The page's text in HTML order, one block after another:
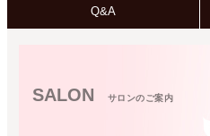
Q&A
SALON サロンのご案内